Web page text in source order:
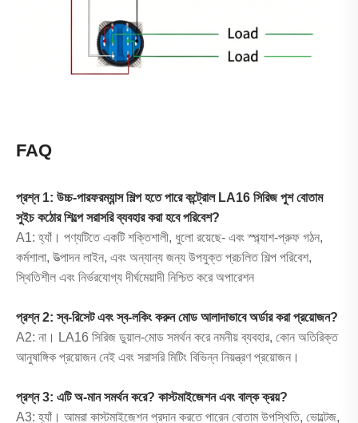
FAQ
প্রশ্ন 1: উচ্চ-পারফরম্যান্স শিল্প হতে পারে কন্ট্রোল LA16 সিরিজ পুশ বোতাম
সুইচ কঠোর শিল্পে সরাসরি ব্যবহার করা হবে পরিবেশ?
A1: হ্যাঁ। পণ্যটিতে একটি শক্তিশালী, ধুলো রয়েছে- এবং স্প্ল্যাশ-প্রুফ গঠন,
কর্মশালা, উত্পাদন লাইন, এবং অন্যান্য জন্য উপযুক্ত প্রচলিত শিল্প পরিবেশ,
স্থিতিশীল এবং নির্ভরযোগ্য দীর্ঘমেয়াদী নিশ্চিত করে অপারেশন
প্রশ্ন 2: স্ব-রিসেট এবং স্ব-লকিং করুন মোড আলাদাভাবে অর্ডার করা প্রয়োজন?
A2: না। LA16 সিরিজ ডুয়াল-মোড সমর্থন করে নমনীয় ব্যবহার, কোন অতিরিক্ত
আনুষাঙ্গিক প্রয়োজন নেই এবং সরাসরি মিটিং বিভিন্ন নিয়ন্ত্রণ প্রয়োজন।
প্রশ্ন 3: এটি অ-মান সমর্থন করে? কাস্টমাইজেশন এবং বাল্ক ক্রয়?
A3: হ্যাঁ। আমরা কাস্টমাইজেশন প্রদান করতে পারেন বোতাম উপস্থিতি, ভোল্টেজ,